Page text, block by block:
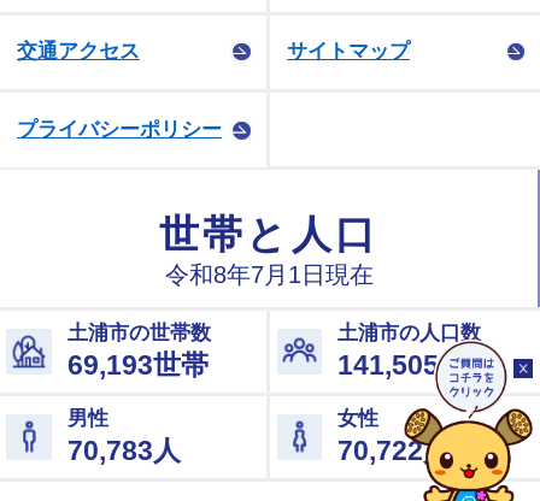
交通アクセス サイトマップ
プライバシーポリシー